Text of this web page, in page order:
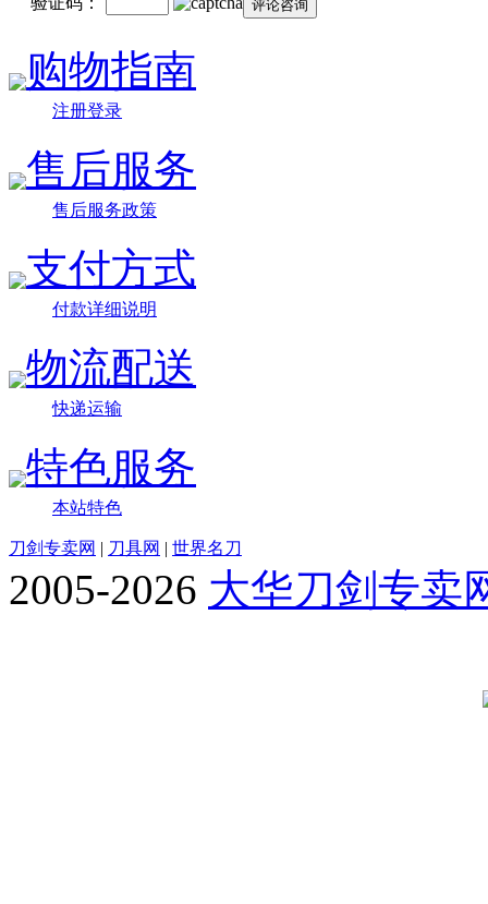
购物指南
注册登录
售后服务
售后服务政策
支付方式
付款详细说明
物流配送
快递运输
特色服务
本站特色
刀剑专卖网 | 刀具网 | 世界名刀
2005-2026 大华刀剑专卖